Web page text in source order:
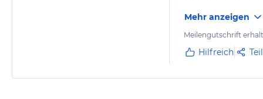
Mehr anzeigen
Meilengutschrift
Hilfreich